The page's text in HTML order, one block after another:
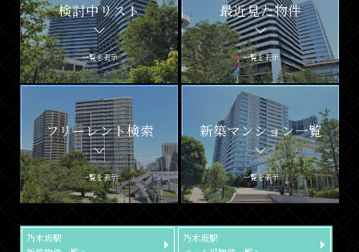
検討中リスト
一覧を表示
最近見た物件
一覧を表示
フリーレント検索
一覧を表示
新築マンション一覧
一覧を表示
乃木坂駅
乃木坂駅